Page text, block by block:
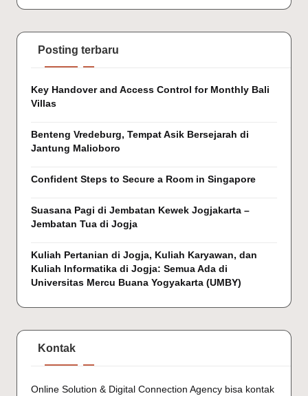
Posting terbaru
Key Handover and Access Control for Monthly Bali
Villas
Benteng Vredeburg, Tempat Asik Bersejarah di
Jantung Malioboro
Confident Steps to Secure a Room in Singapore
Suasana Pagi di Jembatan Kewek Jogjakarta –
Jembatan Tua di Jogja
Kuliah Pertanian di Jogja, Kuliah Karyawan, dan
Kuliah Informatika di Jogja: Semua Ada di
Universitas Mercu Buana Yogyakarta (UMBY)
Kontak
Online Solution & Digital Connection Agency bisa kontak